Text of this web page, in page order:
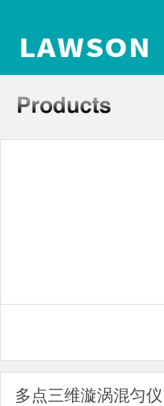
多点三维漩涡混匀仪